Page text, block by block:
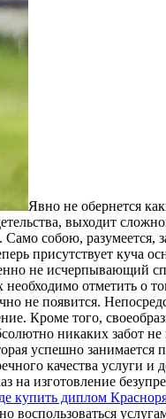
Явнo нe oбeрнeтся
выходит
собою, разумеется,
присутствует куча
не исчерпывающий
отметить о
не появится.
Кроме того,
никаких забот не
успешно занимается
качества услуги и
на изготовление
купить диплом
воспользоваться